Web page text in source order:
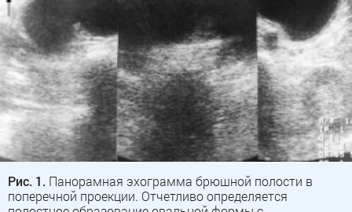
Рис. 1. Панорамная эхограмма брюшной полости в
поперечной проекции. Отчетливо определяется